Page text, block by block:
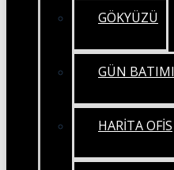
GÖKYÜZÜ
GÜN BATIMI
HARİTA OFİS